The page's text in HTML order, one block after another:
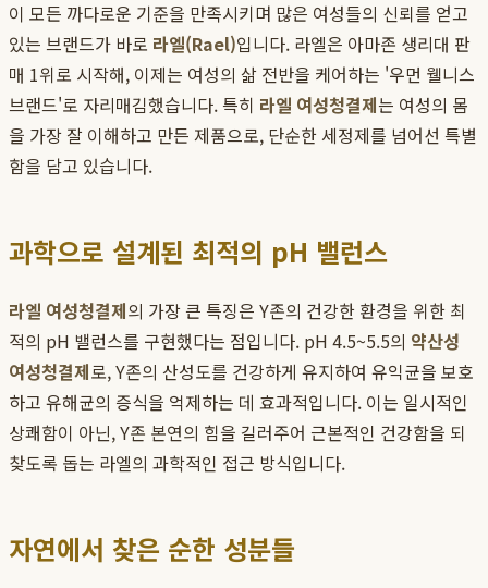
이 모든 까다로운 기준을 만족시키며 많은 여성들의 신뢰를 얻고
있는 브랜드가 바로 라엘(Rael)입니다. 라엘은 아마존 생리대 판
매 1위로 시작해, 이제는 여성의 삶 전반을 케어하는 '우먼 웰니스
브랜드'로 자리매김했습니다. 특히 라엘 여성청결제는 여성의 몸
을 가장 잘 이해하고 만든 제품으로, 단순한 세정제를 넘어선 특별
함을 담고 있습니다.
과학으로 설계된 최적의 pH 밸런스
라엘 여성청결제의 가장 큰 특징은 Y존의 건강한 환경을 위한 최
적의 pH 밸런스를 구현했다는 점입니다. pH 4.5~5.5의 약산성
여성청결제로, Y존의 산성도를 건강하게 유지하여 유익균을 보호
하고 유해균의 증식을 억제하는 데 효과적입니다. 이는 일시적인
상쾌함이 아닌, Y존 본연의 힘을 길러주어 근본적인 건강함을 되
찾도록 돕는 라엘의 과학적인 접근 방식입니다.
자연에서 찾은 순한 성분들